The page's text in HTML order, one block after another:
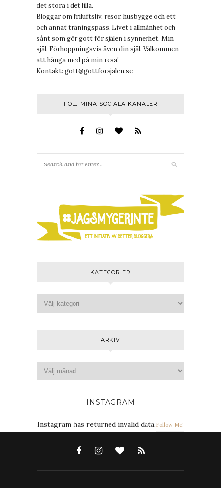
det stora i det lilla.
Bloggar om friluftsliv, resor, husbygge och ett
och annat träningspass. Livet i allmänhet och
sånt som gör gott för själen i synnerhet. Min
själ. Förhoppningsvis även din själ. Välkommen
att hänga med på min resa!
Kontakt: gott@gottforsjalen.se
FÖLJ MINA SOCIALA KANALER
KATEGORIER
ARKIV
INSTAGRAM
Instagram has returned invalid data.Follow Me!